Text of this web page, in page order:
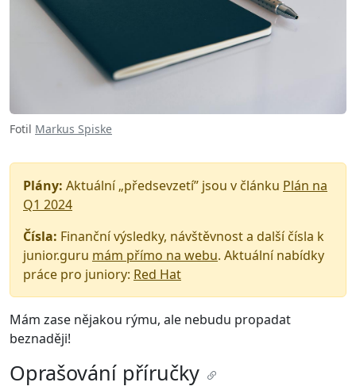
Fotil Markus Spiske
Plány: Aktuální „předsevzetí” jsou v článku Plán na
Q1 2024
Čísla: Finanční výsledky, návštěvnost a další čísla k
junior.guru mám přímo na webu. Aktuální nabídky
práce pro juniory: Red Hat
Mám zase nějakou rýmu, ale nebudu propadat
beznaději!
Oprašování příručky